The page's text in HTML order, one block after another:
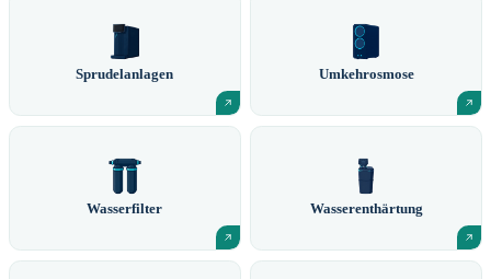
Sprudelanlagen Umkehrosmose
Wasserfilter Wasserenthärtung